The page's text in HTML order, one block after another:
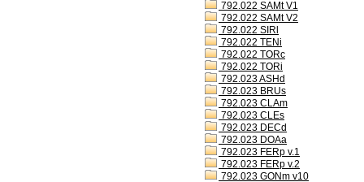
792.022 SAMt V1
792.022 SAMt V2
792.022 SIRl
792.022 TENi
792.022 TORc
792.022 TORi
792.023 ASHd
792.023 BRUs
792.023 CLAm
792.023 CLEs
792.023 DECd
792.023 DOAa
792.023 FERp v.1
792.023 FERp v.2
792.023 GONm v10